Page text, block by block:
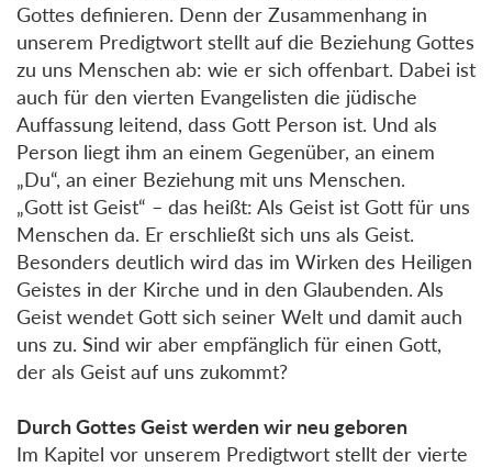
Gottes definieren. Denn der Zusammenhang in
unserem Predigtwort stellt auf die Beziehung Gottes
zu uns Menschen ab: wie er sich offenbart. Dabei ist
auch für den vierten Evangelisten die jüdische
Auffassung leitend, dass Gott Person ist. Und als
Person liegt ihm an einem Gegenüber, an einem
„Du“, an einer Beziehung mit uns Menschen.
„Gott ist Geist“ – das heißt: Als Geist ist Gott für uns
Menschen da. Er erschließt sich uns als Geist.
Besonders deutlich wird das im Wirken des Heiligen
Geistes in der Kirche und in den Glaubenden. Als
Geist wendet Gott sich seiner Welt und damit auch
uns zu. Sind wir aber empfänglich für einen Gott,
der als Geist auf uns zukommt?
Durch Gottes Geist werden wir neu geboren
Im Kapitel vor unserem Predigtwort stellt der vierte